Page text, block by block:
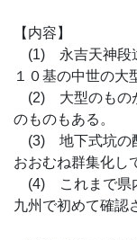
【内容】
(1) 永吉天神段
１０基の中世の大
(2) 大型のもの
のものもある。
(3) 地下式坑の
おおむね群集化し
(4) これまで県
九州で初めて確認